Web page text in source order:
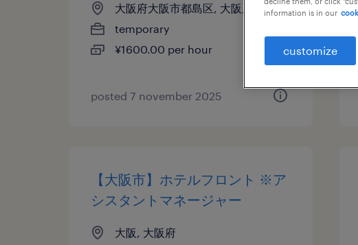
大阪府大阪市都島区, 大阪府
temporary
¥1600.00 per hour
posted 7 november 2025
【大阪市】ホテルフロント ※ア
シスタントマネージャー
大阪, 大阪府
information is in our
customize